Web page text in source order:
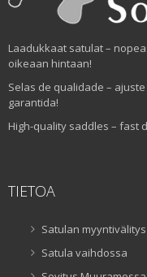
Laadukkaat satulat –
oikeaan hintaan!
Selas de qualidade –
garantida!
High-quality saddles – fast
TIETOA
Satulan myyntivälitys
Satula vaihdossa